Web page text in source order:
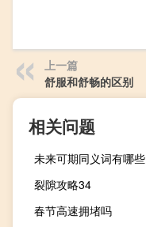
上一篇
舒服和舒畅的区别
相关问题
未来可期同义词有哪些
裂隙攻略34
春节高速拥堵吗